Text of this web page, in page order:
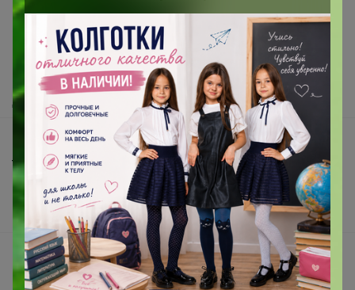
Как здесь все устроено?
Как сделать заказ?
Как получить?
Доставка
Шоурумы
Торговые марки
Наша команда
В наличии
Подарочные сертификаты
Реклама на сайте